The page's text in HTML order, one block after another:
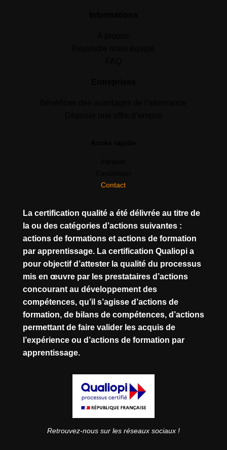
Contact
La certification qualité a été délivrée au titre de
la ou des catégories d’actions suivantes :
actions de formations et actions de formation
par apprentissage. La certification Qualiopi a
pour objectif d’attester la qualité du processus
mis en œuvre par les prestataires d’actions
concourant au développement des
compétences, qu’il s’agisse d’actions de
formation, de bilans de compétences, d’actions
permettant de faire valider les acquis de
l’expérience ou d’actions de formation par
apprentissage.
Retrouvez-nous sur les réseaux sociaux !